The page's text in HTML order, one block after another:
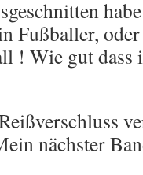
Fußballer,
! Wie gut dass
nächster